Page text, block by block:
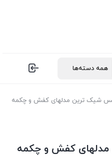
شیک ترین مدلهای کفش و چکمه
کفش و چکمه